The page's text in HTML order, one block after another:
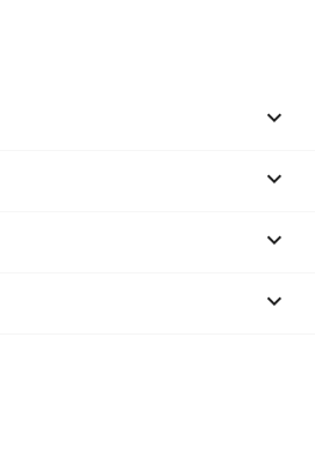



keyboard_arrow_down